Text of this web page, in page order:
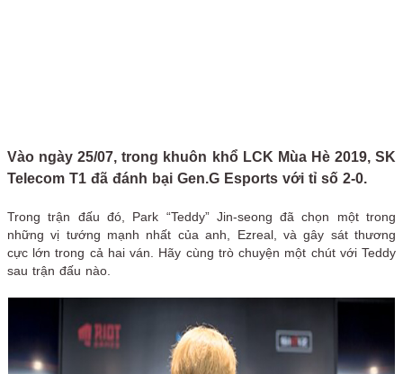
Vào ngày 25/07, trong khuôn khổ LCK Mùa Hè 2019, SK
Telecom T1 đã đánh bại Gen.G Esports với tỉ số 2-0.
Trong trận đấu đó, Park “Teddy” Jin-seong đã chọn một trong
những vị tướng mạnh nhất của anh, Ezreal, và gây sát thương
cực lớn trong cả hai ván. Hãy cùng trò chuyện một chút với Teddy
sau trận đấu nào.